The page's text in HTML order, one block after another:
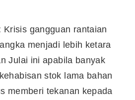
Krisis gangguan rantaian
menjadi lebih ketara
Julai ini apabila banyak
stok lama bahan
memberi tekanan kepada